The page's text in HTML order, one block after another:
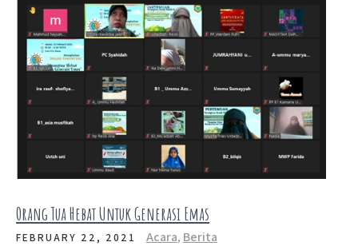
Orang Tua Hebat Untuk Generasi Emas
FEBRUARY 22, 2021 Acara, Berita